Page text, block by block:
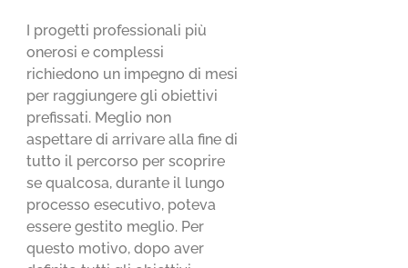
I progetti professionali più
onerosi e complessi
richiedono un impegno di mesi
per raggiungere gli obiettivi
prefissati. Meglio non
aspettare di arrivare alla fine di
tutto il percorso per scoprire
se qualcosa, durante il lungo
processo esecutivo, poteva
essere gestito meglio. Per
questo motivo, dopo aver